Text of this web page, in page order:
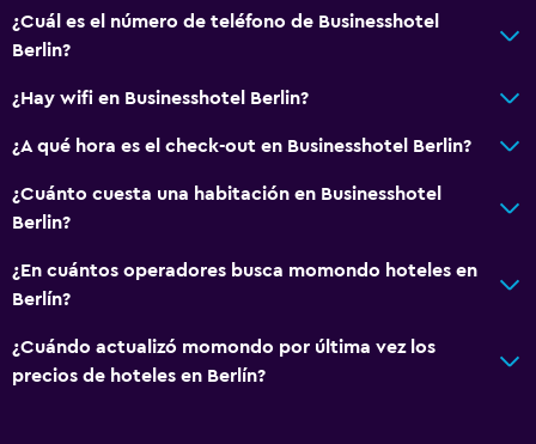
¿Cuál es el número de teléfono de Businesshotel
Berlin?
¿Hay wifi en Businesshotel Berlin?
¿A qué hora es el check-out en Businesshotel Berlin?
¿Cuánto cuesta una habitación en Businesshotel
Berlin?
¿En cuántos operadores busca momondo hoteles en
Berlín?
¿Cuándo actualizó momondo por última vez los
precios de hoteles en Berlín?